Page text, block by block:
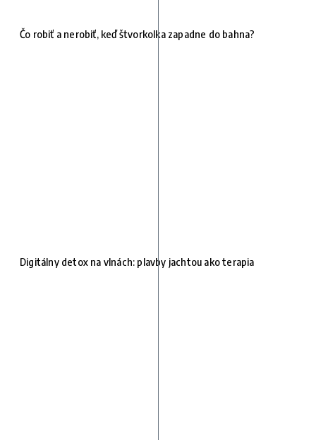
Čo robiť a nerobiť, keď štvorkolka zapadne do bahna?
Digitálny detox na vlnách: plavby jachtou ako terapia